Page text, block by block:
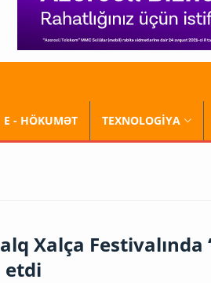
E - HÖKUMƏT TEXNOLOGİYA
Xalça
etdi